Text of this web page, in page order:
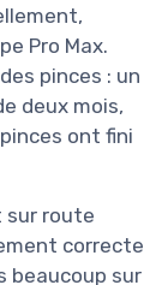
Pro Max.
des pinces : un
deux mois,
ont fini
sur route
correcte
beaucoup sur